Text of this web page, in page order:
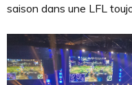
saison dans une LFL